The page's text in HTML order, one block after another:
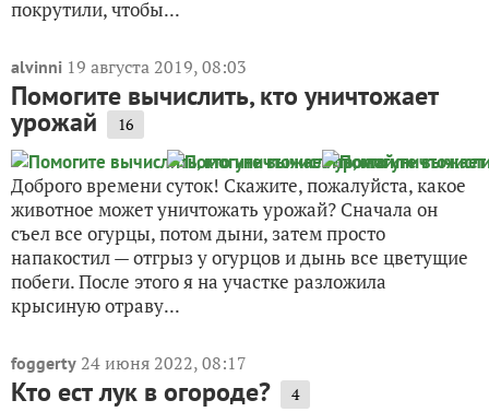
покрутили, чтобы...
alvinni 19 августа 2019, 08:03
Помогите вычислить, кто уничтожает
урожай 16
Доброго времени суток! Скажите, пожалуйста, какое
животное может уничтожать урожай? Сначала он
съел все огурцы, потом дыни, затем просто
напакостил — отгрыз у огурцов и дынь все цветущие
побеги. После этого я на участке разложила
крысиную отраву...
foggerty 24 июня 2022, 08:17
Кто ест лук в огороде? 4